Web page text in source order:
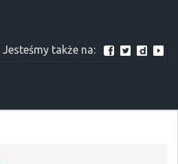
Jesteśmy także na: